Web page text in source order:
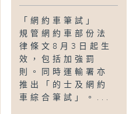
「網約車筆試」
規管網約車部份法
律條文8月3日起生
效，包括加強罰
則。同時運輸署亦
推出「的士及網約
車綜合筆試」。...